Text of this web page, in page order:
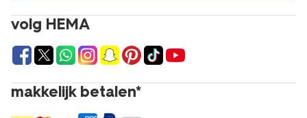
volg HEMA
makkelijk betalen*